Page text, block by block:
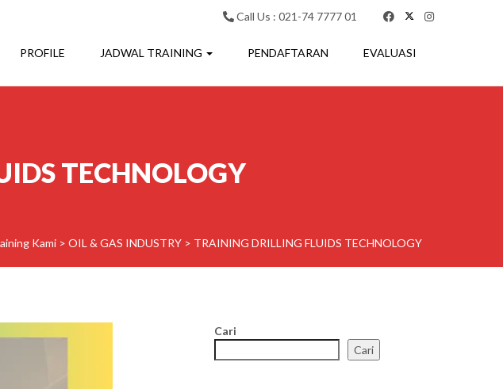
Call Us : 021-74 7777 01
PROFILE JADWAL TRAINING PENDAFTARAN EVALUASI
TECHNOLOGY
Kami > OIL & GAS INDUSTRY > TRAINING DRILLING FLUIDS TECHNOLOGY
Cari
Cari